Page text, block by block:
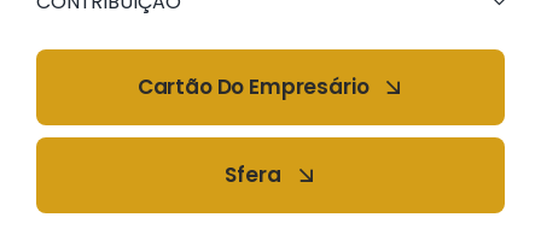
Cartão Do Empresário
Sfera